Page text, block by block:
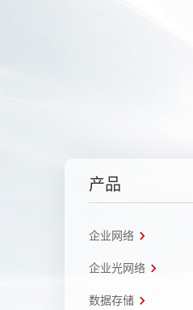
产品
企业网络
企业光网络
数据存储